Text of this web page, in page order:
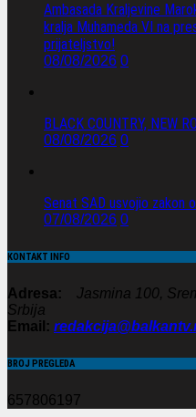
Ambasada Kraljevine
kralja Muhameda VI na
prijateljstvo!
08/08/2026 0
BLACK COUNTRY, NEW
08/08/2026 0
Senat SAD usvojio zakon
07/08/2026 0
KONTAKT INFO
Adresa:
Jasmina 100,
Srbija
Email:
BROJ PREGLEDA
657806197